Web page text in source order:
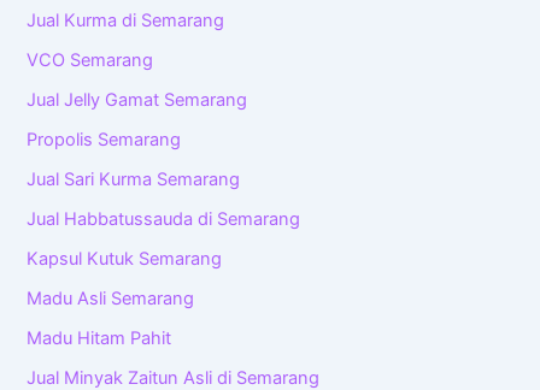
Jual Kurma di Semarang
VCO Semarang
Jual Jelly Gamat Semarang
Propolis Semarang
Jual Sari Kurma Semarang
Jual Habbatussauda di Semarang
Kapsul Kutuk Semarang
Madu Asli Semarang
Madu Hitam Pahit
Jual Minyak Zaitun Asli di Semarang